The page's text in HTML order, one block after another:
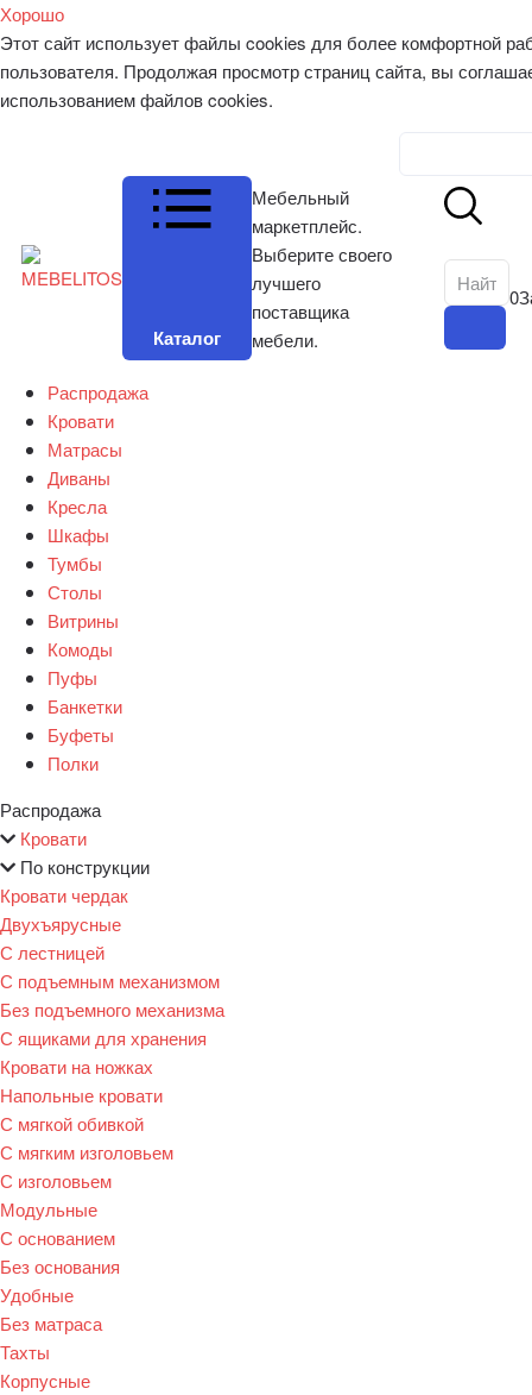
Хорошо
Этот сайт использует файлы cookies для более комфортной
пользователя. Продолжая просмотр страниц сайта, вы
использованием файлов cookies.
Каталог
Мебельный
маркетплейс.
Выберите своего
лучшего
поставщика
мебели.
0
Распродажа
Кровати
Матрасы
Диваны
Кресла
Шкафы
Тумбы
Столы
Витрины
Комоды
Пуфы
Банкетки
Буфеты
Полки
Распродажа
Кровати
По конструкции
Кровати чердак
Двухъярусные
С лестницей
С подъемным механизмом
Без подъемного механизма
С ящиками для хранения
Кровати на ножках
Напольные кровати
С мягкой обивкой
С мягким изголовьем
С изголовьем
Модульные
С основанием
Без основания
Удобные
Без матраса
Тахты
Корпусные